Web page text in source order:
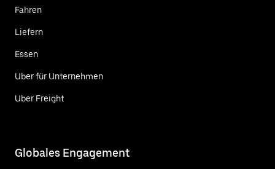
Fahren
Liefern
Essen
Uber für Unternehmen
Uber Freight
Globales Engagement